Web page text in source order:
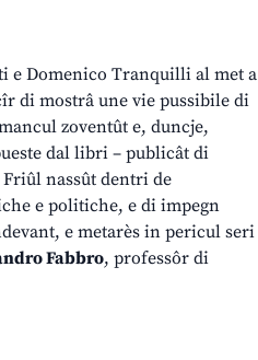
e Domenico Tranquilli al met a
di mostrâ une vie pussibile di
zoventût e, duncje,
dal libri – publicât di
nassût dentri de
e politiche, e di impegn
e metarès in pericul seri
Fabbro, professôr di